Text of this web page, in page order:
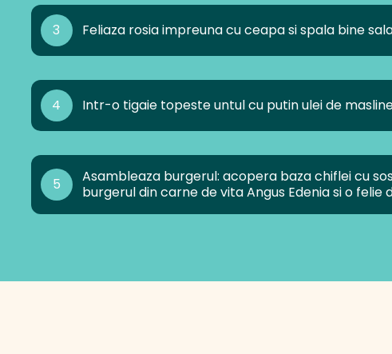
3 Feliaza rosia impreuna cu ceapa si spala bine
4 Intr-o tigaie topeste untul cu putin ulei de
5
Asambleaza burgerul: acopera baza chiflei cu
burgerul din carne de vita Angus Edenia si o